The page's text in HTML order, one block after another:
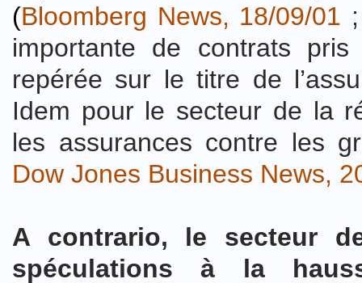
(Bloomberg News, 18/09/01
importante de contrats
repérée sur le titre de
Idem pour le secteur de la
les assurances contre les
Dow Jones Business News,
A contrario, le secteur
spéculations à la